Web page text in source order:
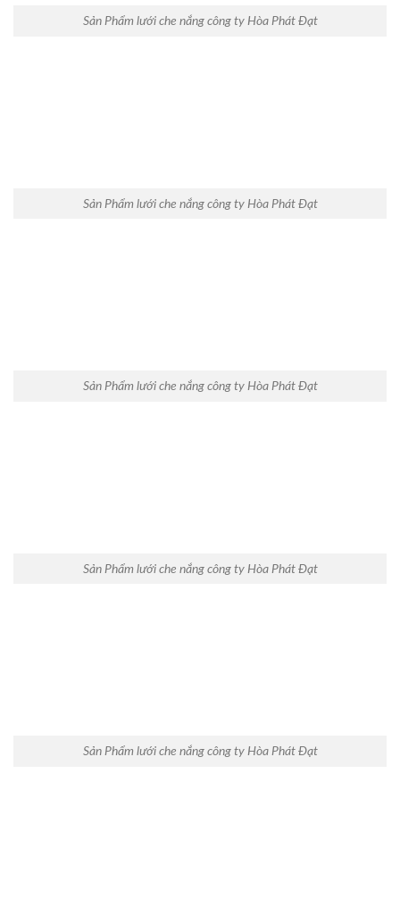
Sản Phẩm lưới che nắng công ty Hòa Phát Đạt
Sản Phẩm lưới che nắng công ty Hòa Phát Đạt
Sản Phẩm lưới che nắng công ty Hòa Phát Đạt
Sản Phẩm lưới che nắng công ty Hòa Phát Đạt
Sản Phẩm lưới che nắng công ty Hòa Phát Đạt